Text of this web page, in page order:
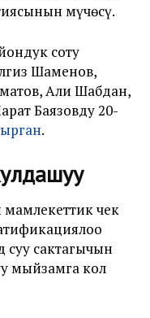
мүчөсү.
соту
Шаменов,
Али Шабдан,
Баязовду 20-
.
чек
сактагычын
мыйзамга кол